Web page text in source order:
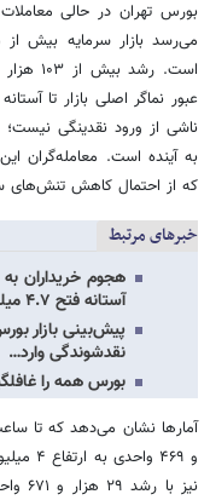
بورس تهران در حالی
می‌رسد بازار سرمایه بیش
است.
ناشی از ورود نقدینگی نیست؛
به آینده است. معامله‌گران
که از احتمال کاهش تنش‌های
خبرهای مرتبط
هجوم خریداران
آستانه فتح ۴.۷ میلیون…
پیش‌بینی بازار
نقدشوندگی وارد…
بورس همه را